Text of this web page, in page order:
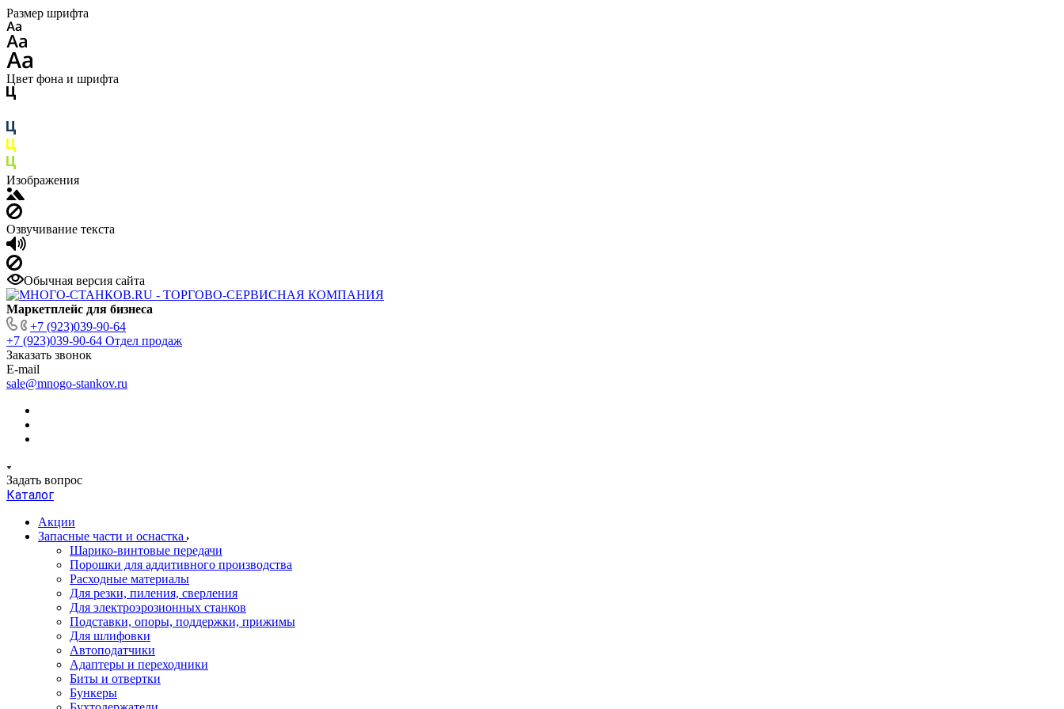
Размер шрифта
Цвет фона и шрифта
Изображения
Озвучивание текста
Обычная версия сайта
Маркетплейс для бизнеса
+7 (923)039-90-64
+7 (923)039-90-64 Отдел продаж
Заказать звонок
E-mail
sale@mnogo-stankov.ru
Задать вопрос
Каталог
Акции
Запасные части и оснастка
Шарико-винтовые передачи
Порошки для аддитивного производства
Расходные материалы
Для резки, пиления, сверления
Для электроэрозионных станков
Подставки, опоры, поддержки, прижимы
Для шлифовки
Автоподатчики
Адаптеры и переходники
Биты и отвертки
Бункеры